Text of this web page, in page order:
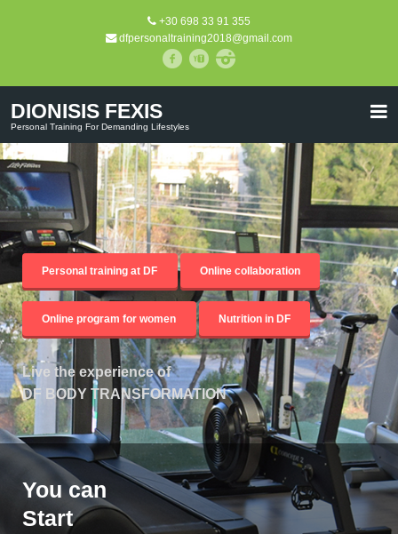
+30 698 33 91 355
dfpersonaltraining2018@gmail.com
DIONISIS FEXIS
Personal Training For Demanding Lifestyles
Personal training at DF Online collaboration
Online program for women Nutrition in DF
Live the experience of
DF BODY TRANSFORMATION
You can
Start